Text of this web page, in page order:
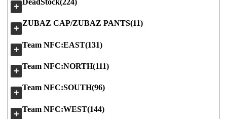
＋
DeadStock(224)
＋
ZUBAZ CAP/ZUBAZ PANTS(11)
＋
Team NFC:EAST(131)
＋
Team NFC:NORTH(111)
＋
Team NFC:SOUTH(96)
＋
Team NFC:WEST(144)